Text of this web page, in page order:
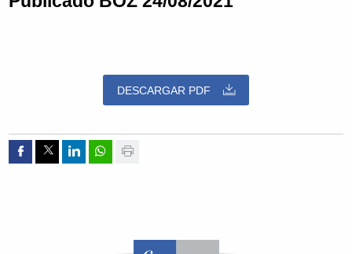
DESCARGAR PDF
Compartir por Facebook
Compartir por Twitter
Compartir por Linkedin
Compartir por whatsapp
Imprimir